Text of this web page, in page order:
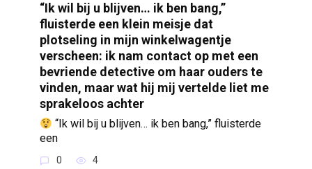
“Ik wil bij u blijven… ik ben bang,”
fluisterde een klein meisje dat
plotseling in mijn winkelwagentje
verscheen: ik nam contact op met een
bevriende detective om haar ouders te
vinden, maar wat hij mij vertelde liet me
sprakeloos achter
“Ik wil bij u blijven… ik ben bang,” fluisterde
een
0 4